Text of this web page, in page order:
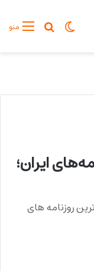
منوجستجو
تغییر پوسته
ایران؛
روزنامه های